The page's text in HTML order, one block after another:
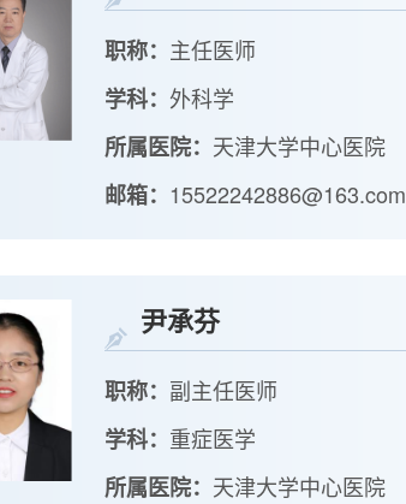
职称： 主任医师
学科： 外科学
所属医院： 天津大学中心医院
邮箱： 15522242886@163.com
尹承芬
职称： 副主任医师
学科： 重症医学
所属医院： 天津大学中心医院